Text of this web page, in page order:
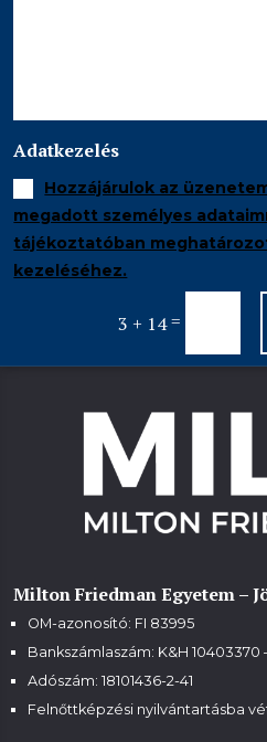
Adatkezelés
Hozzájárulok az
megadott személyes
tájékoztatóban
kezeléséhez.
3 + 14=
Milton Friedman Egyetem –
OM-azonosító: FI 83995
Bankszámlaszám: K&H 10403370
Adószám: 18101436-2-41
Felnőttképzési nyilvántartásba